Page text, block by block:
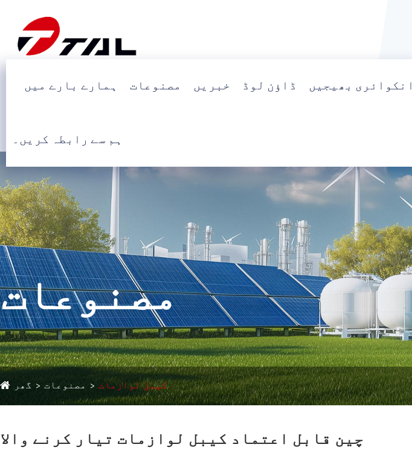
ہمارے بارے میں مصنوعات خبریں ڈاؤن لوڈ انکوائری بھیجیں
ہم سے رابطہ کریں۔
مصنوعات
گھر مصنوعات کیبل لوازمات
چین قابل اعتماد کیبل لوازمات تیار کرنے والا